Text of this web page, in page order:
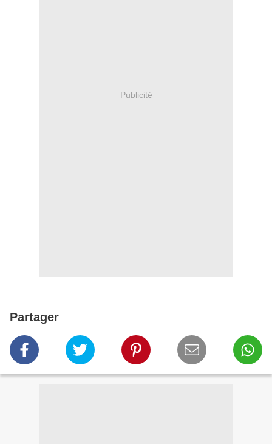
Publicité
Partager